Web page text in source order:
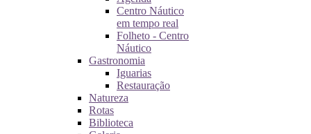
Centro Náutico
em tempo real
Folheto - Centro
Náutico
Gastronomia
Iguarias
Restauração
Natureza
Rotas
Biblioteca